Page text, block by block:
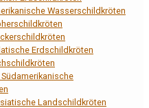
Wasserschildkröten
Erdschildkröten
Landschildkröten